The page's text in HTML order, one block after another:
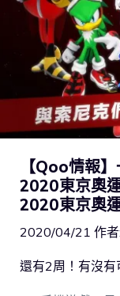
【Qoo情報
2020東京奧
2020東京奧
2020/04/21 作者:
還有2周！有沒